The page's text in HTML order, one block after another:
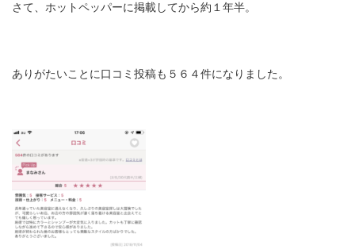
さて、ホットペッパーに掲載してから約１年半。
ありがたいことに口コミ投稿も５６４件になりました。